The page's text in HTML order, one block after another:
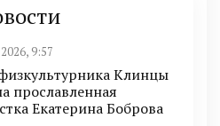
9:57
Клинцы
прославленная
Екатерина Боброва